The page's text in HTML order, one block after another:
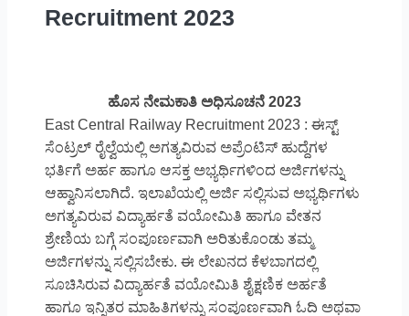
Recruitment 2023
ಹೊಸ ನೇಮಕಾತಿ ಅಧಿಸೂಚನೆ 2023
East Central Railway Recruitment 2023 : ಈಸ್ಟ್
ಸೆಂಟ್ರಲ್ ರೈಲ್ವೆಯಲ್ಲಿ ಅಗತ್ಯವಿರುವ ಅಪ್ರೆಂಟಿಸ್ ಹುದ್ದೆಗಳ
ಭರ್ತಿಗೆ ಅರ್ಹ ಹಾಗೂ ಆಸಕ್ತ ಅಭ್ಯರ್ಥಿಗಳಿಂದ ಅರ್ಜಿಗಳನ್ನು
ಆಹ್ವಾನಿಸಲಾಗಿದೆ. ಇಲಾಖೆಯಲ್ಲಿ ಅರ್ಜಿ ಸಲ್ಲಿಸುವ ಅಭ್ಯರ್ಥಿಗಳು
ಅಗತ್ಯವಿರುವ ವಿದ್ಯಾರ್ಹತೆ ವಯೋಮಿತಿ ಹಾಗೂ ವೇತನ
ಶ್ರೇಣಿಯ ಬಗ್ಗೆ ಸಂಪೂರ್ಣವಾಗಿ ಅರಿತುಕೊಂಡು ತಮ್ಮ
ಅರ್ಜಿಗಳನ್ನು ಸಲ್ಲಿಸಬೇಕು. ಈ ಲೇಖನದ ಕೆಳಬಾಗದಲ್ಲಿ
ಸೂಚಿಸಿರುವ ವಿದ್ಯಾರ್ಹತೆ ವಯೋಮಿತಿ ಶೈಕ್ಷಣಿಕ ಅರ್ಹತೆ
ಹಾಗೂ ಇನ್ನಿತರ ಮಾಹಿತಿಗಳನ್ನು ಸಂಪೂರ್ಣವಾಗಿ ಓದಿ ಅಥವಾ